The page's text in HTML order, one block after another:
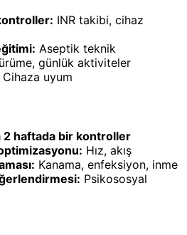
INR takibi, cihaz
Aseptik teknik
günlük aktiviteler
Cihaza uyum
2 haftada bir kontroller
Hız, akış
Kanama, enfeksiyon, inme
Psikososyal